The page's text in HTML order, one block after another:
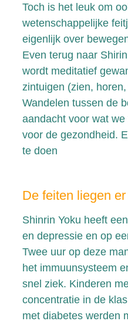
Toch is het leuk om
wetenschappelijke
eigenlijk over
Even terug naar
wordt meditatief
zintuigen (zien,
Wandelen tussen de
aandacht voor wat
voor de gezondheid.
te doen
De feiten liegen
Shinrin Yoku heeft
en depressie en op
Twee uur op deze
het immuunsysteem
snel ziek. Kinderen
concentratie in de
met diabetes werden